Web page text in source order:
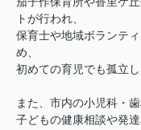
トが行われ、
保育士や地域ボランテ
め、
初めての育児でも孤立し
また、市内の小児科・
子どもの健康相談や発